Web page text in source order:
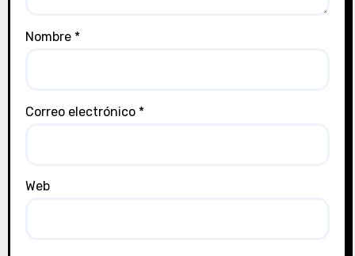
Nombre *
Correo electrónico *
Web